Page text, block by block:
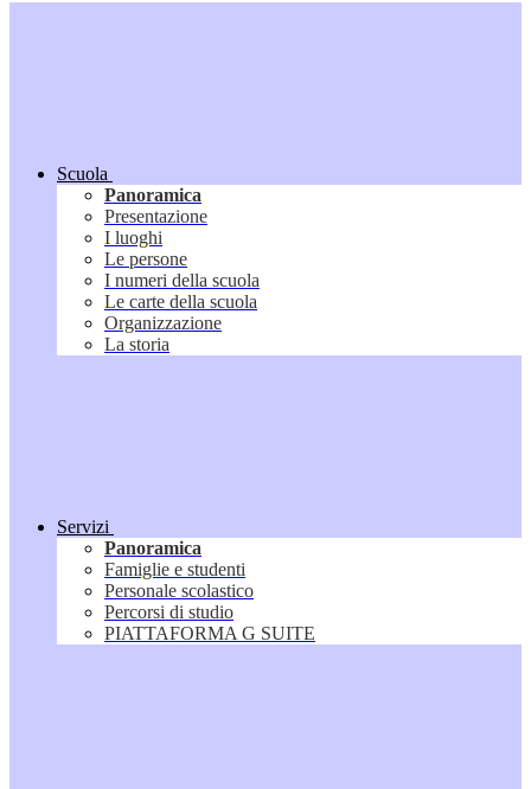
Scuola
Panoramica
Presentazione
I luoghi
Le persone
I numeri della scuola
Le carte della scuola
Organizzazione
La storia
Servizi
Panoramica
Famiglie e studenti
Personale scolastico
Percorsi di studio
PIATTAFORMA G SUITE